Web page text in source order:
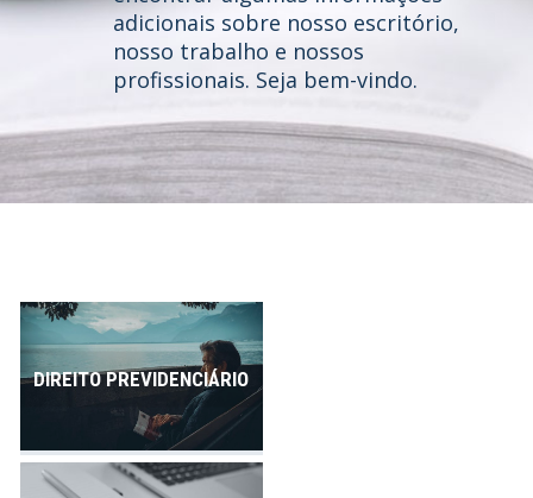
Quem somos
Áreas de Atuação
Profissionais
Contato
adicionais sobre nosso escritório,
nosso trabalho e nossos
profissionais. Seja bem-vindo.
DIREITO PREVIDENCIÁRIO